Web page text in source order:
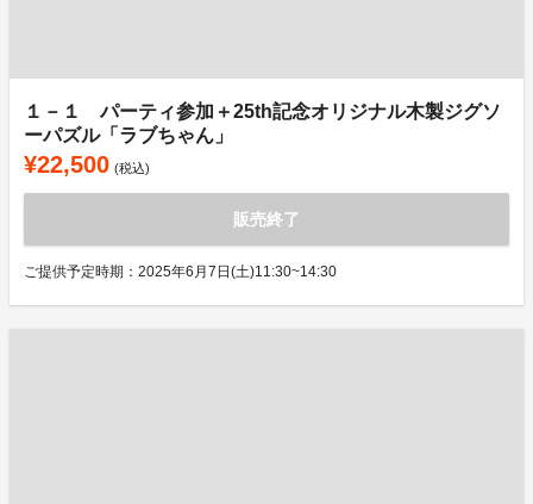
１－１ パーティ参加＋25th記念オリジナル木製ジグソ
ーパズル「ラブちゃん」
¥22,500 (税込)
販売終了
ご提供予定時期：2025年6月7日(土)11:30~14:30